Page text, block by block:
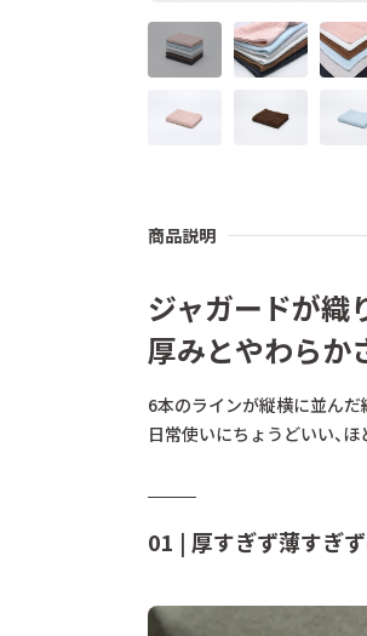
商品説明
ジャガードが織
厚みとやわらか
6本のラインが縦横に並んだ
日常使いにちょうどいい、
01 | 厚すぎず薄すぎ